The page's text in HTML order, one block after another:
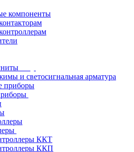
компоненты
и светосигнальная арматура
ККТ
ККП